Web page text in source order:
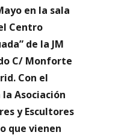
en la sala
Centro
de la JM
C/ Monforte
Con el
Asociación
y Escultores
que vienen